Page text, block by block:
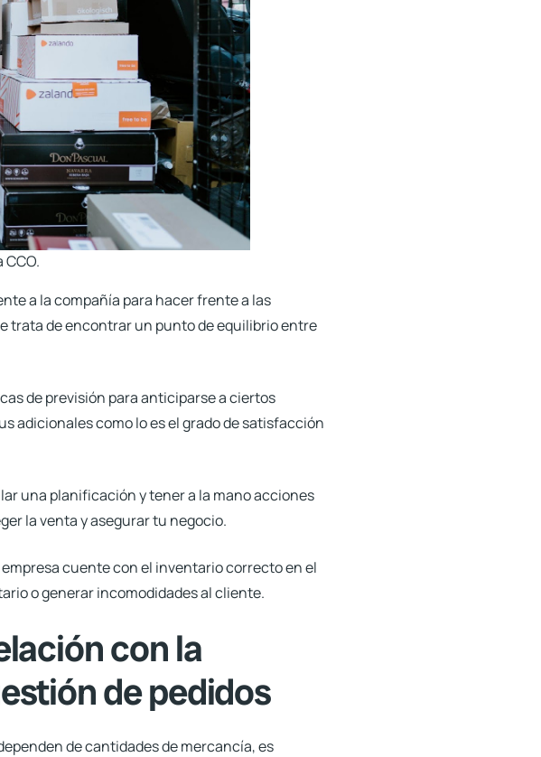
CCO.
a la compañía para hacer frente a las
trata de encontrar un punto de equilibrio entre
de previsión para anticiparse a ciertos
adicionales como lo es el grado de satisfacción
una planificación y tener a la mano acciones
la venta y asegurar tu negocio.
cuente con el inventario correcto en el
o generar incomodidades al cliente.
con la
de pedidos
de cantidades de mercancía, es